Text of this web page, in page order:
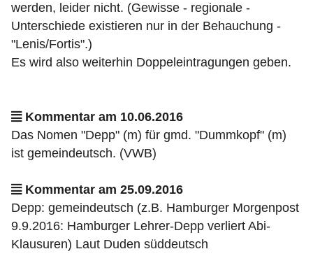
werden, leider nicht. (Gewisse - regionale -
Unterschiede existieren nur in der Behauchung -
"Lenis/Fortis".)
Es wird also weiterhin Doppeleintragungen geben.
Kommentar am 10.06.2016
Das Nomen "Depp" (m) für gmd. "Dummkopf" (m)
ist gemeindeutsch. (VWB)
Kommentar am 25.09.2016
Depp: gemeindeutsch (z.B. Hamburger Morgenpost
9.9.2016: Hamburger Lehrer-Depp verliert Abi-
Klausuren) Laut Duden süddeutsch